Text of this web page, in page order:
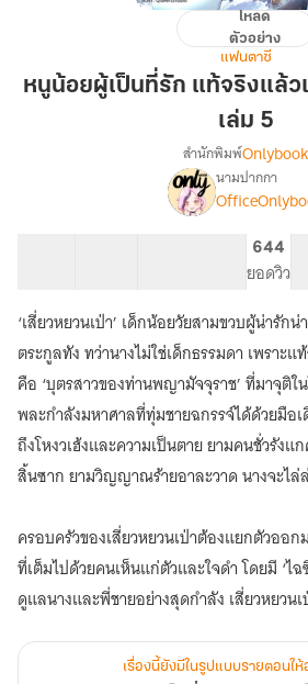
ผู้
แท้จริง
ธิดา
นรก!
เล่ม
5
โหลด
ตัวอย่าง
แฟนตาซี
หนูน้อยผู้เป็นที่รัก แท้จริงแล้ว
เล่ม 5
เรื่อง[จบ]
หนู
น้อย
ผู้
เป็น
ที่รัก
แท้จริง
แล้ว
เป็น
ธิดา
แห่ง
นรก!
สำนักพิมพ์Onlybook
นามปากกา
644
ยอดวิว
‘เสี่ยวหยวนเป่า’ เด็กน้อยวัยสามขวบผู้น่ารัก
ตระกูลทัง ทว่านางไม่ใช่เด็กธรรมดา เพรา
คือ ‘บุตรสาวของท่านพญามัจจุราช’ ที่มาจุติ
พละกำลังมหาศาลที่ทุ่มชายฉกรรจ์ได้ด้วยมือ
ถึงโหงวเฮ้งและความเป็นตาย ยามคนชั่วรังแ
สิ้นซาก ยามวิญญาณร้ายอาละวาด นางจะไล่
ครอบครัวของเสี่ยวหยวนเป่าต้องแยกตัวออก
ที่เต็มไปด้วยคนเห็นแก่ตัวและใจดำ โดยมี ‘ไ
ดูแลนางและพี่ชายอย่างสุดกำลัง เสี่ยวหยวน
ปกป้องทุกคนจากสิ่งชั่วร้ายที่คืบคลานเข้ามา...
เรื่องนี้ยังมีในรูปแบบรายตอนใ